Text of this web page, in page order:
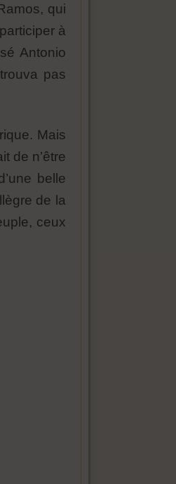
qui
à
Antonio
pas
Mais
de n’être
belle
de la
ceux